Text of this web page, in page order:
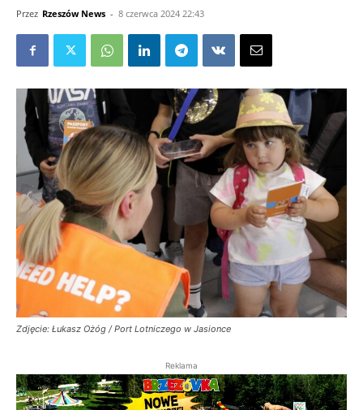
Przez Rzeszów News - 8 czerwca 2024 22:43
Zdjęcie: Łukasz Ożóg / Port Lotniczego w Jasionce
Reklama